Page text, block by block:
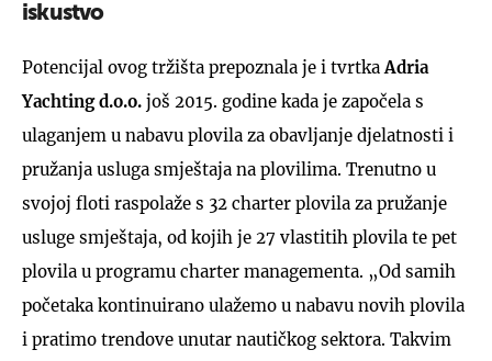
iskustvo
Potencijal ovog tržišta prepoznala je i tvrtka Adria
Yachting d.o.o. još 2015. godine kada je započela s
ulaganjem u nabavu plovila za obavljanje djelatnosti i
pružanja usluga smještaja na plovilima. Trenutno u
svojoj floti raspolaže s 32 charter plovila za pružanje
usluge smještaja, od kojih je 27 vlastitih plovila te pet
plovila u programu charter managementa. „Od samih
početaka kontinuirano ulažemo u nabavu novih plovila
i pratimo trendove unutar nautičkog sektora. Takvim